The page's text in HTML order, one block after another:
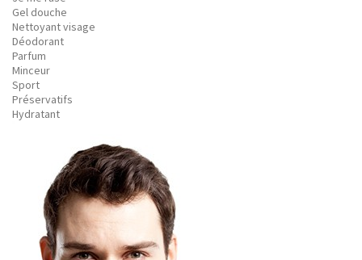
Gel douche
Nettoyant visage
Déodorant
Parfum
Minceur
Sport
Préservatifs
Hydratant